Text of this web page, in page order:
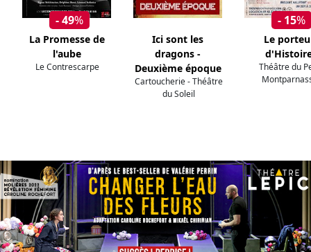
- 49%
La Promesse de
l'aube
Le Contrescarpe
Ici sont les
dragons -
Deuxième époque
Cartoucherie - Théâtre
du Soleil
- 15%
Le
Théâtre du